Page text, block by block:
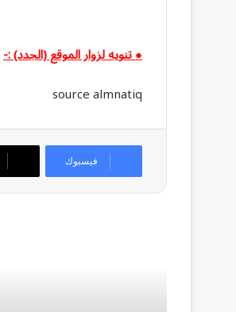
● تنويه لزوار الموقع (الجدد) :-
source almnatiq
فيسبوك